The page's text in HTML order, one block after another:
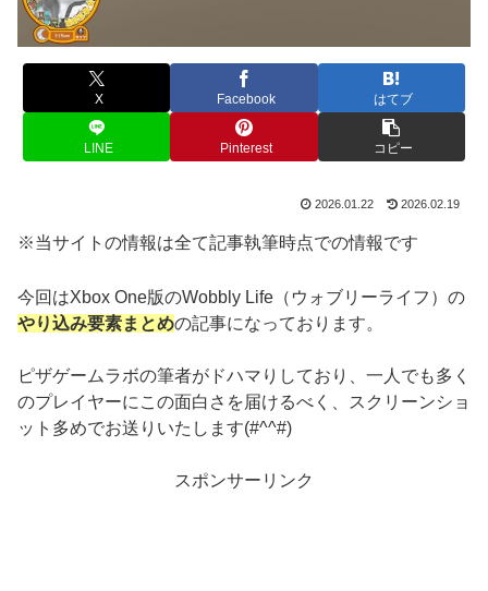
X Facebook はてブ
LINE Pinterest コピー
2026.01.22 2026.02.19
※当サイトの情報は全て記事執筆時点での情報です
今回はXbox One版のWobbly Life（ウォブリーライフ）の
やり込み要素まとめの記事になっております。
ピザゲームラボの筆者がドハマりしており、一人でも多く
のプレイヤーにこの面白さを届けるべく、スクリーンショ
ット多めでお送りいたします(#^^#)
スポンサーリンク